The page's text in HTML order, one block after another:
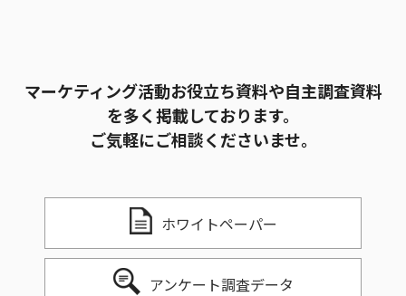
マーケティング活動お役立ち資料や自主調査資料
を多く掲載しております。
ご気軽にご相談くださいませ。
ホワイトペーパー
アンケート調査データ